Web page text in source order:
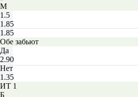
М
1.5
1.85
1.85
Обе забьют
Да
2.90
Нет
1.35
ИТ 1
Б